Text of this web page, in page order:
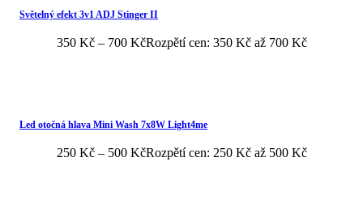
Světelný efekt 3v1 ADJ Stinger II
350 Kč – 700 KčRozpětí cen: 350 Kč až 700 Kč
Led otočná hlava Mini Wash 7x8W Light4me
250 Kč – 500 KčRozpětí cen: 250 Kč až 500 Kč